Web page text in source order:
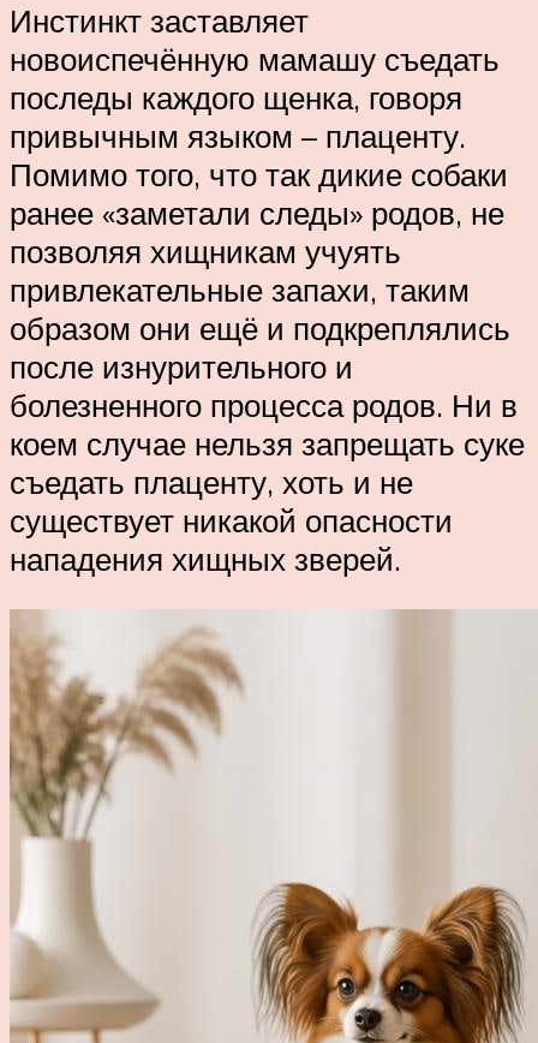
Инстинкт заставляет
новоиспечённую мамашу съедать
последы каждого щенка, говоря
привычным языком – плаценту.
Помимо того, что так дикие собаки
ранее «заметали следы» родов, не
позволяя хищникам учуять
привлекательные запахи, таким
образом они ещё и подкреплялись
после изнурительного и
болезненного процесса родов. Ни в
коем случае нельзя запрещать суке
съедать плаценту, хоть и не
существует никакой опасности
нападения хищных зверей.